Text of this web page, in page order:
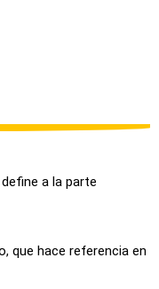
a la parte
que hace referencia en